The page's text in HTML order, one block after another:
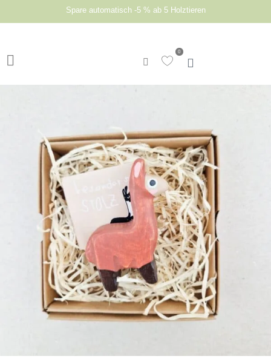
Spare automatisch -5 % ab 5 Holztieren
0